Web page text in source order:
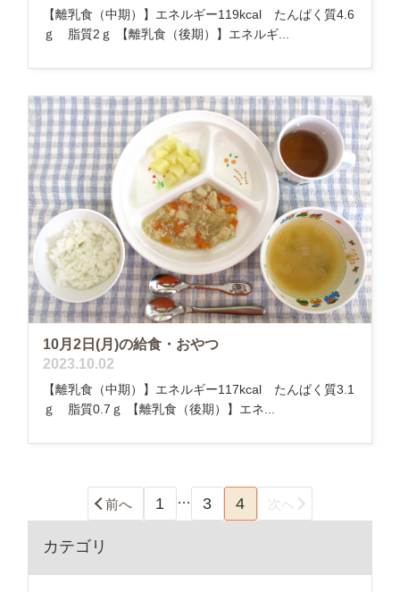
【離乳食（中期）】エネルギー119kcal たんぱく質4.6
ｇ 脂質2ｇ 【離乳食（後期）】エネルギ...
10月2日(月)の給食・おやつ
2023.10.02
【離乳食（中期）】エネルギー117kcal たんぱく質3.1
ｇ 脂質0.7ｇ 【離乳食（後期）】エネ...
前へ 1 … 3 4 次へ
カテゴリ